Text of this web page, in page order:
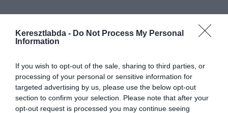
Keresztlabda - Do Not Process My Personal
Information
If you wish to opt-out of the sale, sharing to third parties, or
processing of your personal or sensitive information for
targeted advertising by us, please use the below opt-out
section to confirm your selection. Please note that after your
opt-out request is processed you may continue seeing